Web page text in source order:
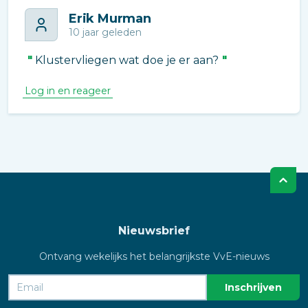
Erik Murman
10 jaar geleden
Klustervliegen wat doe je er aan?
Log in en reageer
Nieuwsbrief
Ontvang wekelijks het belangrijkste VvE-nieuws